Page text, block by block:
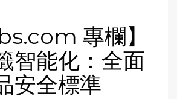
專欄】
智能化：全面
安全標準